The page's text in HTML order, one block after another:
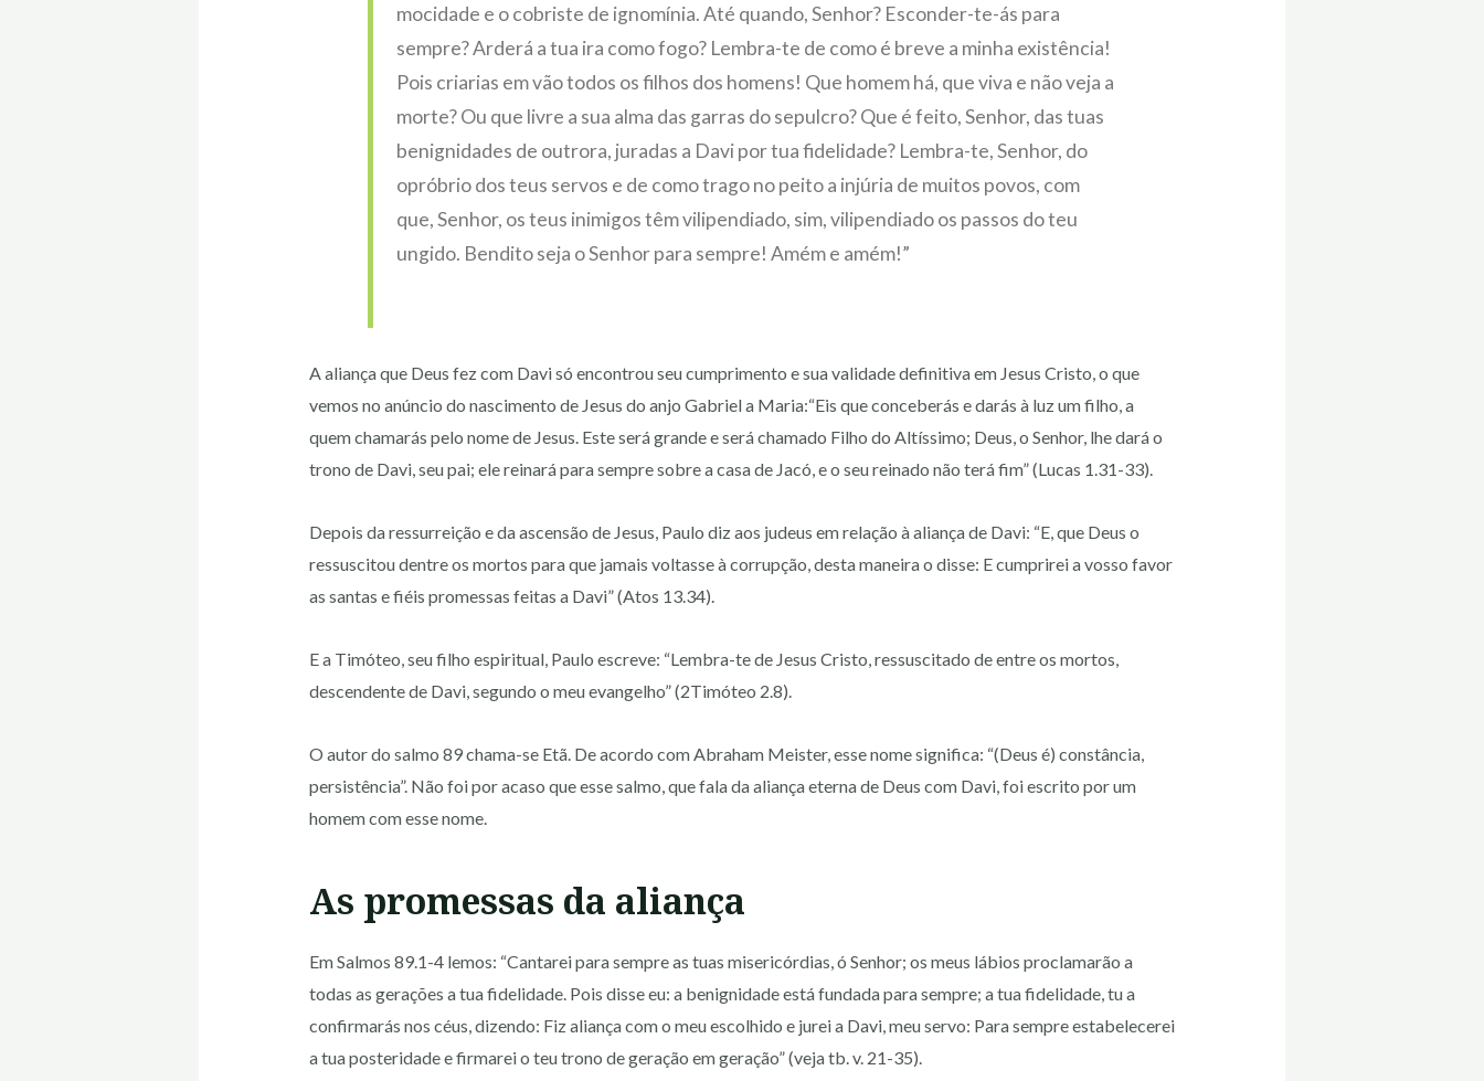
mocidade e o cobriste de ignomínia. Até quando, Senhor? Esconder-te-ás para
sempre? Arderá a tua ira como fogo? Lembra-te de como é breve a minha existência!
Pois criarias em vão todos os filhos dos homens! Que homem há, que viva e não veja a
morte? Ou que livre a sua alma das garras do sepulcro? Que é feito, Senhor, das tuas
benignidades de outrora, juradas a Davi por tua fidelidade? Lembra-te, Senhor, do
opróbrio dos teus servos e de como trago no peito a injúria de muitos povos, com
que, Senhor, os teus inimigos têm vilipendiado, sim, vilipendiado os passos do teu
ungido. Bendito seja o Senhor para sempre! Amém e amém!”
A aliança que Deus fez com Davi só encontrou seu cumprimento e sua validade definitiva em Jesus Cristo, o que
vemos no anúncio do nascimento de Jesus do anjo Gabriel a Maria:“Eis que conceberás e darás à luz um filho, a
quem chamarás pelo nome de Jesus. Este será grande e será chamado Filho do Altíssimo; Deus, o Senhor, lhe dará o
trono de Davi, seu pai; ele reinará para sempre sobre a casa de Jacó, e o seu reinado não terá fim” (Lucas 1.31-33).
Depois da ressurreição e da ascensão de Jesus, Paulo diz aos judeus em relação à aliança de Davi: “E, que Deus o
ressuscitou dentre os mortos para que jamais voltasse à corrupção, desta maneira o disse: E cumprirei a vosso favor
as santas e fiéis promessas feitas a Davi” (Atos 13.34).
E a Timóteo, seu filho espiritual, Paulo escreve: “Lembra-te de Jesus Cristo, ressuscitado de entre os mortos,
descendente de Davi, segundo o meu evangelho” (2Timóteo 2.8).
O autor do salmo 89 chama-se Etã. De acordo com Abraham Meister, esse nome significa: “(Deus é) constância,
persistência”. Não foi por acaso que esse salmo, que fala da aliança eterna de Deus com Davi, foi escrito por um
homem com esse nome.
As promessas da aliança
Em Salmos 89.1-4 lemos: “Cantarei para sempre as tuas misericórdias, ó Senhor; os meus lábios proclamarão a
todas as gerações a tua fidelidade. Pois disse eu: a benignidade está fundada para sempre; a tua fidelidade, tu a
confirmarás nos céus, dizendo: Fiz aliança com o meu escolhido e jurei a Davi, meu servo: Para sempre estabelecerei
a tua posteridade e firmarei o teu trono de geração em geração” (veja tb. v. 21-35).